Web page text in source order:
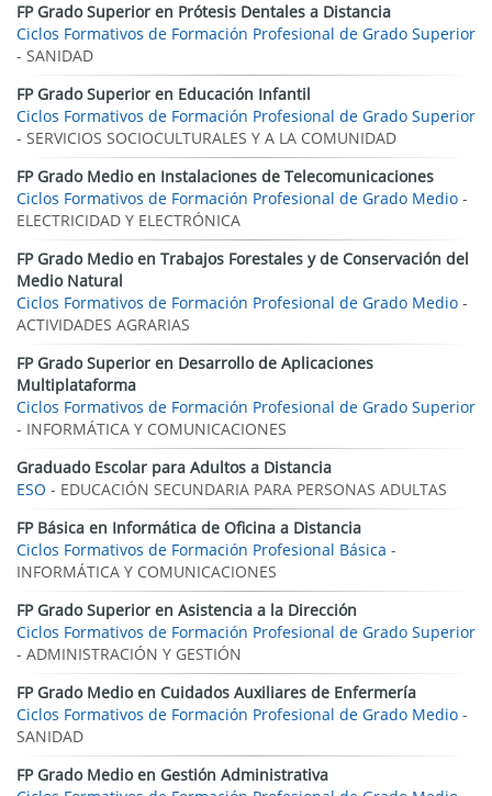
FP Grado Superior en Prótesis Dentales a Distancia
Ciclos Formativos de Formación Profesional de Grado Superior
- SANIDAD
FP Grado Superior en Educación Infantil
Ciclos Formativos de Formación Profesional de Grado Superior
- SERVICIOS SOCIOCULTURALES Y A LA COMUNIDAD
FP Grado Medio en Instalaciones de Telecomunicaciones
Ciclos Formativos de Formación Profesional de Grado Medio -
ELECTRICIDAD Y ELECTRÓNICA
FP Grado Medio en Trabajos Forestales y de Conservación del
Medio Natural
Ciclos Formativos de Formación Profesional de Grado Medio -
ACTIVIDADES AGRARIAS
FP Grado Superior en Desarrollo de Aplicaciones
Multiplataforma
Ciclos Formativos de Formación Profesional de Grado Superior
- INFORMÁTICA Y COMUNICACIONES
Graduado Escolar para Adultos a Distancia
ESO - EDUCACIÓN SECUNDARIA PARA PERSONAS ADULTAS
FP Básica en Informática de Oficina a Distancia
Ciclos Formativos de Formación Profesional Básica -
INFORMÁTICA Y COMUNICACIONES
FP Grado Superior en Asistencia a la Dirección
Ciclos Formativos de Formación Profesional de Grado Superior
- ADMINISTRACIÓN Y GESTIÓN
FP Grado Medio en Cuidados Auxiliares de Enfermería
Ciclos Formativos de Formación Profesional de Grado Medio -
SANIDAD
FP Grado Medio en Gestión Administrativa